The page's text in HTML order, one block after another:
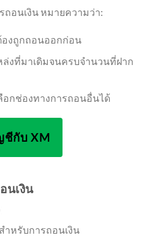
ถอนเงิน หมายความว่า:
องถูกถอนออกก่อน
ล่งที่มาเดิมจนครบจำนวนที่ฝาก
อกช่องทางการถอนอื่นได้
ชีกับ XM
นเงิน
ำหรับการถอนเงิน